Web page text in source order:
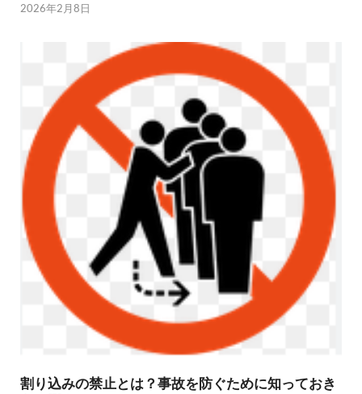
2026年2月8日
割り込みの禁止とは？事故を防ぐために知っておき